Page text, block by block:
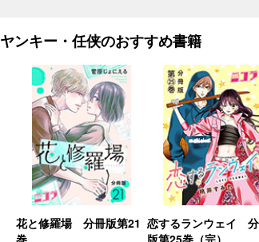
ヤンキー・任侠のおすすめ書籍
花と修羅場 分冊版第21 恋するランウェイ